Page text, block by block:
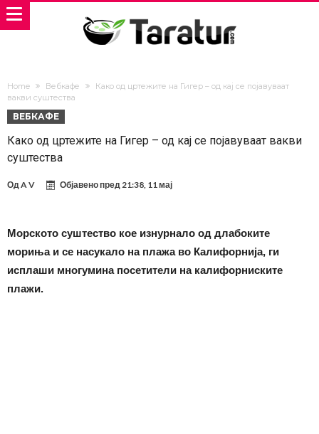
Home Вебкафе
Како од цртежите на Гигер – од кај се појавуваат
вакви суштества
ВЕБКАФЕ
Како од цртежите на Гигер – од кај се појавуваат вакви
суштества
ОдA V Објавено пред21:38, 11 мај
Морското суштество кое изнурнало од длабоките
мориња и се насукало на плажа во Калифорнија, ги
исплаши многумина посетители на калифорниските
плажи.